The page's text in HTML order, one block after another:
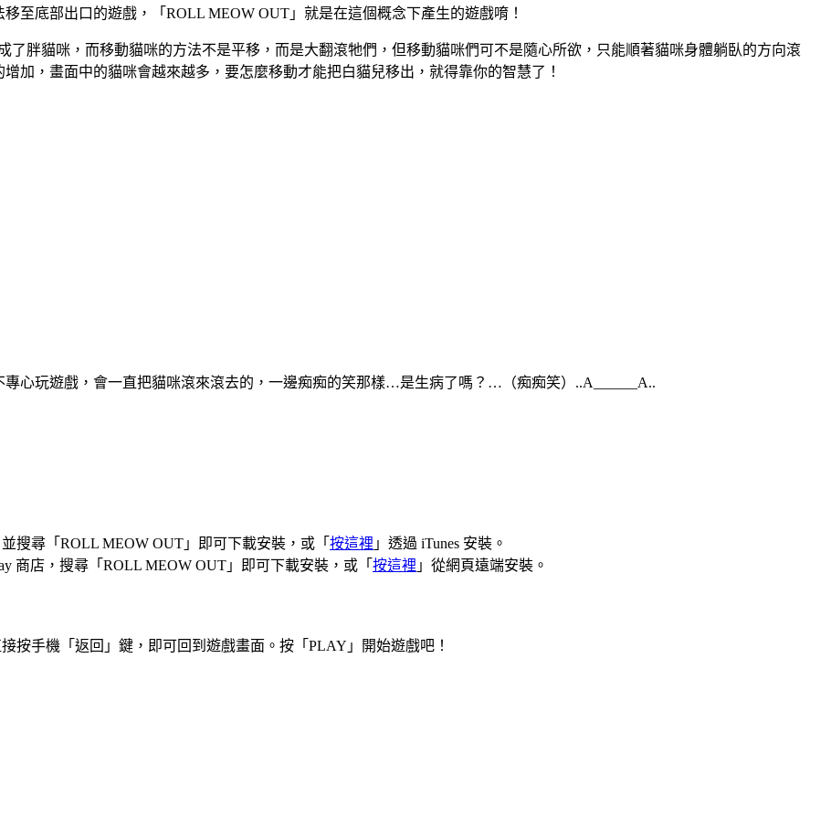
至底部出口的遊戲，「ROLL MEOW OUT」就是在這個概念下產生的遊戲唷！
了胖貓咪，而移動貓咪的方法不是平移，而是大翻滾牠們，但移動貓咪們可不是隨心所欲，只能順著貓咪身體躺臥的方向滾
加，畫面中的貓咪會越來越多，要怎麼移動才能把白貓兒移出，就得靠你的智慧了！
心玩遊戲，會一直把貓咪滾來滾去的，一邊痴痴的笑那樣…是生病了嗎？…（痴痴笑）..A______A..
並搜尋「ROLL MEOW OUT」即可下載安裝，或「 按這裡 」透過 iTunes 安裝。
商店，搜尋「ROLL MEOW OUT」即可下載安裝，或「 按這裡 」從網頁遠端安裝。
按手機「返回」鍵，即可回到遊戲畫面。按「PLAY」開始遊戲吧！